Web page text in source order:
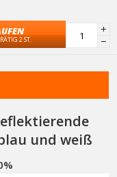
2 ST.
und weiß